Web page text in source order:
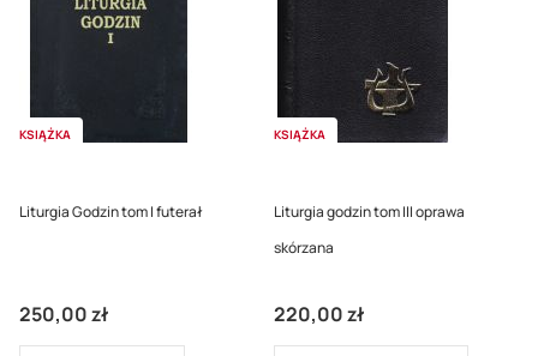
KSIĄŻKA
Liturgia Godzin tom I futerał
250,00 zł
KSIĄŻKA
Liturgia godzin tom III oprawa
skórzana
220,00 zł